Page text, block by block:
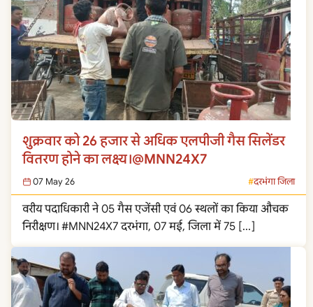
शुक्रवार को 26 हजार से अधिक एलपीजी गैस सिलेंडर
वितरण होने का लक्ष्य।@MNN24X7
07 May 26 दरभंगा जिला
वरीय पदाधिकारी ने 05 गैस एजेंसी एवं 06 स्थलों का किया औचक
निरीक्षण। #MNN24X7 दरभंगा, 07 मई, जिला में 75 […]